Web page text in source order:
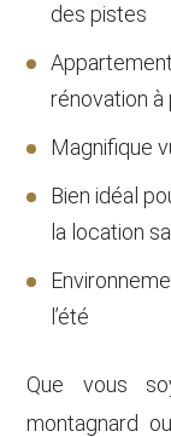
des pistes
rénovation à
Magnifique
Bien idéal
la location
l’été
Que vous
montagnard